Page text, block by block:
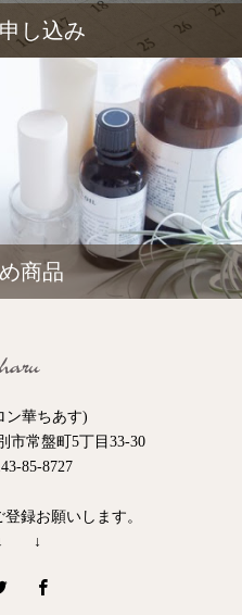
し込み
商品
ン華ちあす)
市常盤町5丁目33-30
85-8727
録お願いします。
↓